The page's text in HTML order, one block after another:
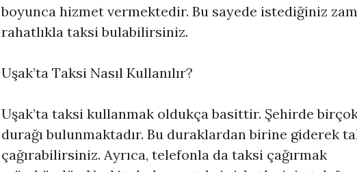
boyunca hizmet vermektedir. Bu sayede istediğiniz
rahatlıkla taksi bulabilirsiniz.
Uşak’ta Taksi Nasıl Kullanılır?
Uşak’ta taksi kullanmak oldukça basittir. Şehirde
durağı bulunmaktadır. Bu duraklardan birine giderek
çağırabilirsiniz. Ayrıca, telefonla da taksi çağırmak